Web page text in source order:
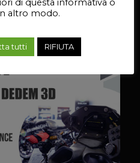
altro modo.
tutti RIFIUTA